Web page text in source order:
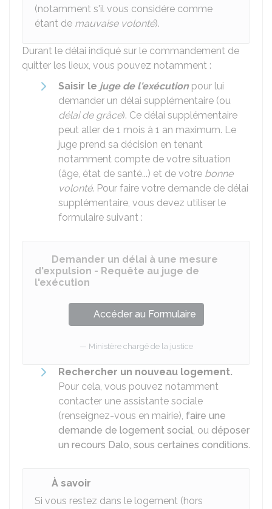
(notamment s'il vous considére comme
étant de mauvaise volonté).
Durant le délai indiqué sur le commandement de
quitter les lieux, vous pouvez notamment :
Saisir le juge de l'exécutionpour lui
demander un délai supplémentaire (ou
délai de grâce). Ce délai supplémentaire
peut aller de 1 mois à 1 an maximum. Le
juge prend sa décision en tenant
notamment compte de votre situation
(âge, état de santé...) et de votre bonne
volonté. Pour faire votre demande de délai
supplémentaire, vous devez utiliser le
formulaire suivant :
Demander un délai à une mesure
d'expulsion - Requête au juge de
l'exécution
Accéder au Formulaire
Ministère chargé de la justice
Rechercher un nouveau logement.
Pour cela, vous pouvez notamment
contacter une assistante sociale
(renseignez-vous en mairie), faire une
demande de logement social, ou déposer
un recours Dalo, sous certaines conditions.
À savoir
Si vous restez dans le logement (hors